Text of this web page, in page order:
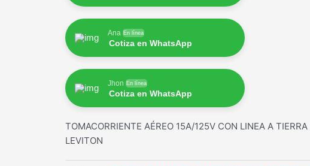
Ana En línea
Cotiza en WhatsApp
Jhon En línea
Cotiza en WhatsApp
TOMACORRIENTE AÉREO 15A/125V CON LINEA A
LEVITON